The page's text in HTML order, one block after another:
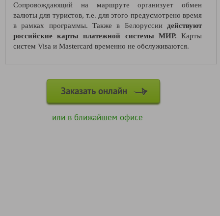
Сопровождающий на маршруте организует обмен
валюты для туристов, т.е. для этого предусмотрено время
в рамках программы. Также в Белоруссии действуют
российские карты платежной системы МИР. Карты
систем Visa и Mastercard временно не обслуживаются.
Заказать онлайн
или в ближайшем офисе